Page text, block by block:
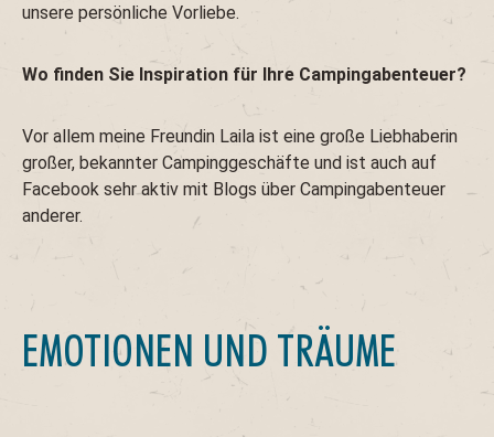
unsere persönliche Vorliebe.
Wo finden Sie Inspiration für Ihre Campingabenteuer?
Vor allem meine Freundin Laila ist eine große Liebhaberin
großer, bekannter Campinggeschäfte und ist auch auf
Facebook sehr aktiv mit Blogs über Campingabenteuer
anderer.
EMOTIONEN UND TRÄUME